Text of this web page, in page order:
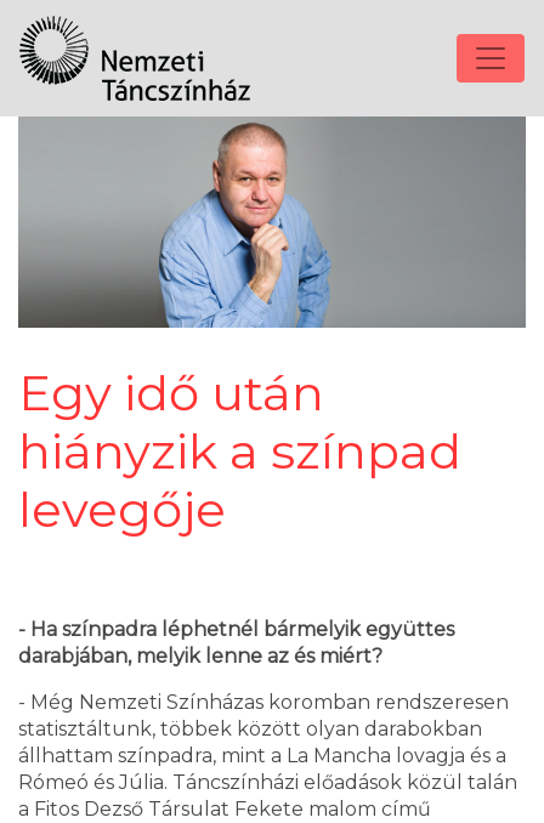
Egy idő után
hiányzik a színpad
levegője
- Ha színpadra léphetnél bármelyik együttes
darabjában, melyik lenne az és miért?
- Még Nemzeti Színházas koromban rendszeresen
statisztáltunk, többek között olyan darabokban
állhattam színpadra, mint a La Mancha lovagja és a
Rómeó és Júlia. Táncszínházi előadások közül talán
a Fitos Dezső Társulat Fekete malom című